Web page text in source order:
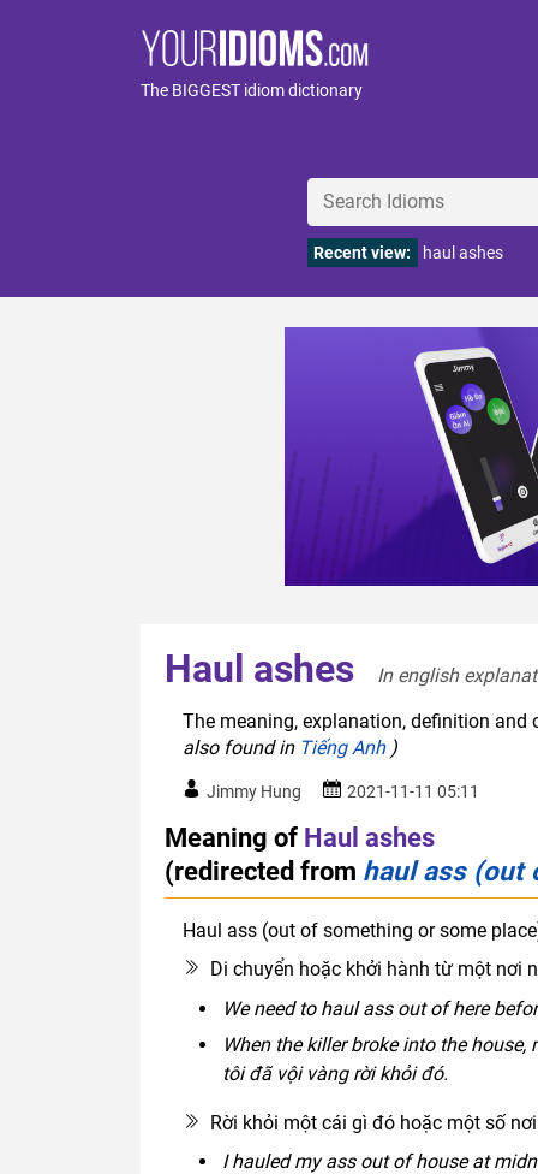
The BIGGEST idiom dictionary
Recent view: haul ashes
Haul ashes
In english
The meaning, explanation, definition
also found in Tiếng Anh)
Jimmy Hung 2021-11-11 05:11
Meaning of Haul ashes
(redirected from haul ass (out
Haul ass (out of something or some
Di chuyển hoặc khởi hành từ một nơi
We need to haul ass out of here
When the killer broke into the
tôi đã vội vàng rời khỏi đó.
Rời khỏi một cái gì đó hoặc một số
I hauled my ass out of house at